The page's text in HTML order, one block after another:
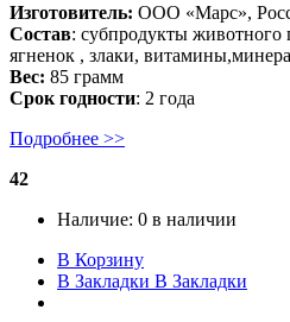
Изготовитель: ООО «Марс»,
Состав: субпродукты животного
ягненок , злаки,
Вес: 85 грамм
Срок годности: 2 года
Подробнее >>
42
Наличие: 0 в наличии
В Корзину
В Закладки В Закладки